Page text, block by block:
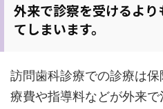
外来で診察を受けるよ
てしまいます。
訪問歯科診療での診療は
療費や指導料などが外来